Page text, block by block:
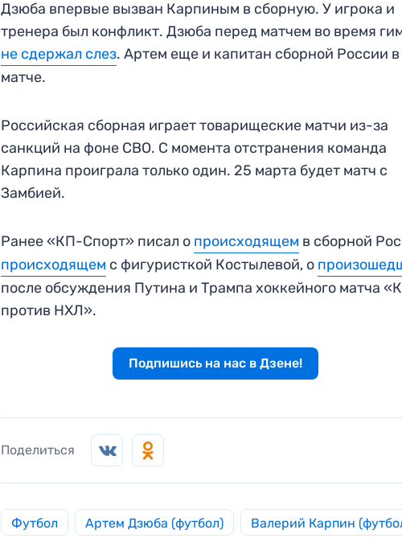
Дзюба впервые вызван Карпиным в сборную. У игрока и
тренера был конфликт. Дзюба перед матчем во время
не сдержал слез. Артем еще и капитан сборной России в
матче.
Российская сборная играет товарищеские матчи из-за
санкций на фоне СВО. С момента отстранения команда
Карпина проиграла только один. 25 марта будет матч с
Замбией.
Ранее «КП-Спорт» писал о происходящем в сборной
происходящем с фигуристкой Костылевой, о
после обсуждения Путина и Трампа хоккейного матча
против НХЛ».
Подпишись на нас в Дзене!
Поделиться
Футбол Артем Дзюба (футбол) Валерий Карпин